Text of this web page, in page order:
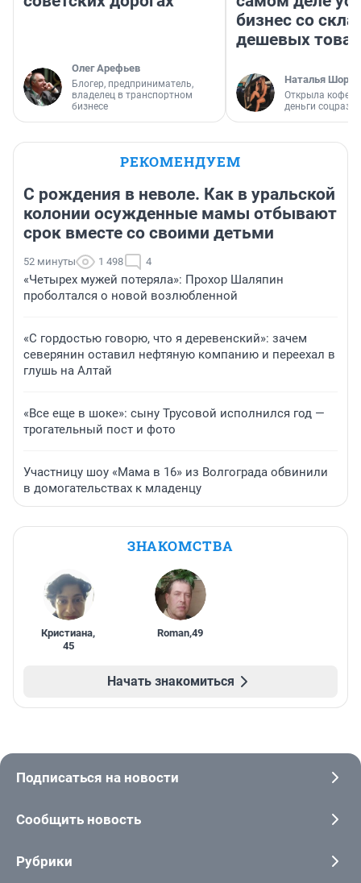
Олег Арефьев
Блогер, предприниматель,
владелец в транспортном
бизнесе
бизнес со
дешевых
Наталья
Открыла
деньги
РЕКОМЕНДУЕМ
С рождения в неволе. Как в уральской
колонии осужденные мамы отбывают
срок вместе со своими детьми
52 минуты 1 498 4
«Четырех мужей потеряла»: Прохор Шаляпин
проболтался о новой возлюбленной
«С гордостью говорю, что я деревенский»: зачем
северянин оставил нефтяную компанию и переехал в
глушь на Алтай
«Все еще в шоке»: сыну Трусовой исполнился год —
трогательный пост и фото
Участницу шоу «Мама в 16» из Волгограда обвинили
в домогательствах к младенцу
ЗНАКОМСТВА
Кристиана,
45
Roman,49
Начать знакомиться
Подписаться на новости
Сообщить новость
Рубрики